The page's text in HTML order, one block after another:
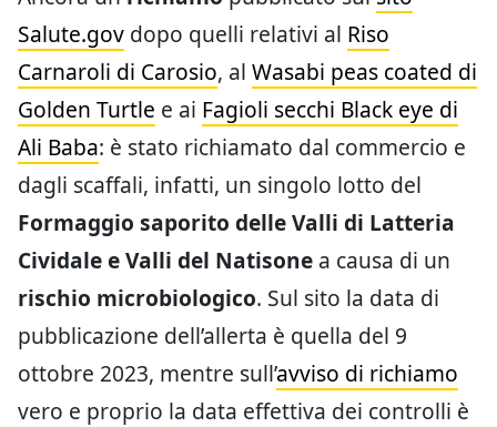
Salute.gov dopo quelli relativi al Riso
Carnaroli di Carosio, al Wasabi peas coated di
Golden Turtle e ai Fagioli secchi Black eye di
Ali Baba: è stato richiamato dal commercio e
dagli scaffali, infatti, un singolo lotto del
Formaggio saporito delle Valli di Latteria
Cividale e Valli del Natisone a causa di un
rischio microbiologico. Sul sito la data di
pubblicazione dell’allerta è quella del 9
ottobre 2023, mentre sull’avviso di richiamo
vero e proprio la data effettiva dei controlli è